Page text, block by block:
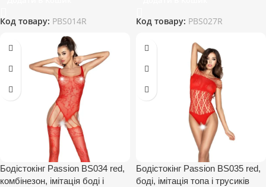
Код товару: PBS014R Код товару: PBS027R
Бодістокінг Passion BS034 red,
комбінезон, імітація боді і
Бодістокінг Passion BS035 red,
боді, імітація топа і трусиків